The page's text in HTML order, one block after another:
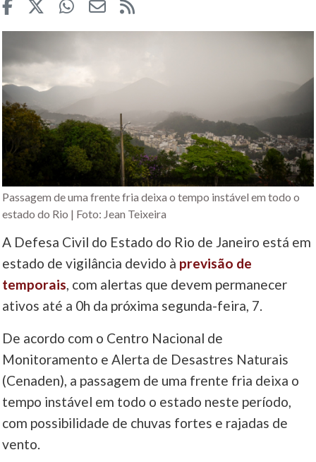
Passagem de uma frente fria deixa o tempo instável em todo o
estado do Rio | Foto: Jean Teixeira
A Defesa Civil do Estado do Rio de Janeiro está em
estado de vigilância devido à previsão de
temporais, com alertas que devem permanecer
ativos até a 0h da próxima segunda-feira, 7.
De acordo com o Centro Nacional de
Monitoramento e Alerta de Desastres Naturais
(Cenaden), a passagem de uma frente fria deixa o
tempo instável em todo o estado neste período,
com possibilidade de chuvas fortes e rajadas de
vento.